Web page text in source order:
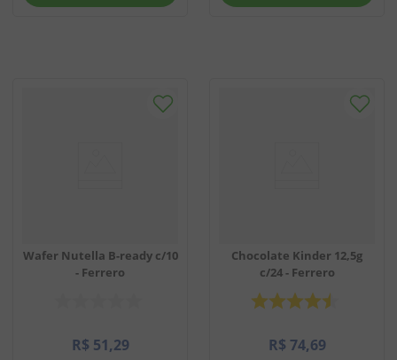
Wafer Nutella B-ready c/10
- Ferrero
R$ 51,29
Chocolate Kinder 12,5g
c/24 - Ferrero
R$ 74,69